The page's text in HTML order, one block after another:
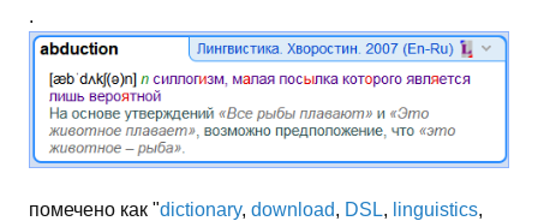
.
помечено как "dictionary, download, DSL, linguistics,